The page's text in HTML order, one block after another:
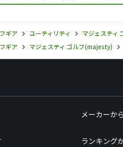
ギア ユーティリティ マジェスティ
ギア マジェスティ ゴルフ(majesty)
メーカーか
ランキング